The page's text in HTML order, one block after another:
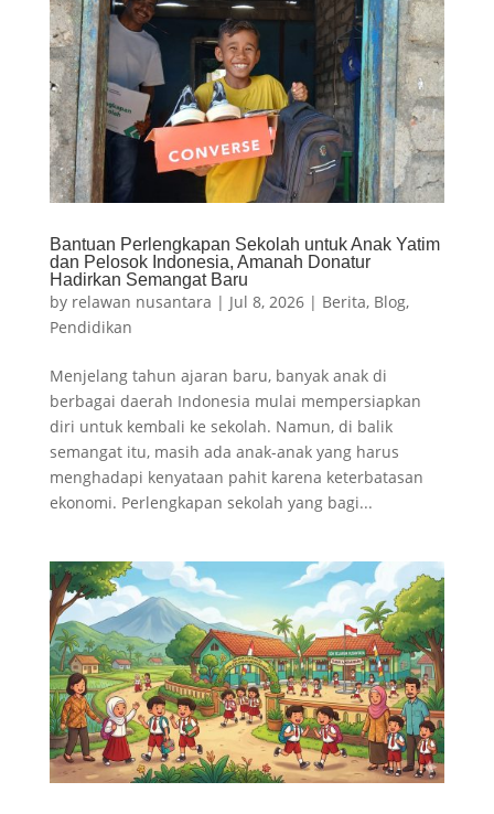
Bantuan Perlengkapan Sekolah untuk Anak Yatim
dan Pelosok Indonesia, Amanah Donatur
Hadirkan Semangat Baru
by relawan nusantara | Jul 8, 2026| Berita, Blog,
Pendidikan
Menjelang tahun ajaran baru, banyak anak di
berbagai daerah Indonesia mulai mempersiapkan
diri untuk kembali ke sekolah. Namun, di balik
semangat itu, masih ada anak-anak yang harus
menghadapi kenyataan pahit karena keterbatasan
ekonomi. Perlengkapan sekolah yang bagi...